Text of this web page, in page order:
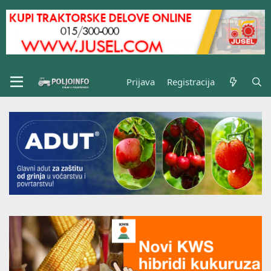
Prijava Registracija